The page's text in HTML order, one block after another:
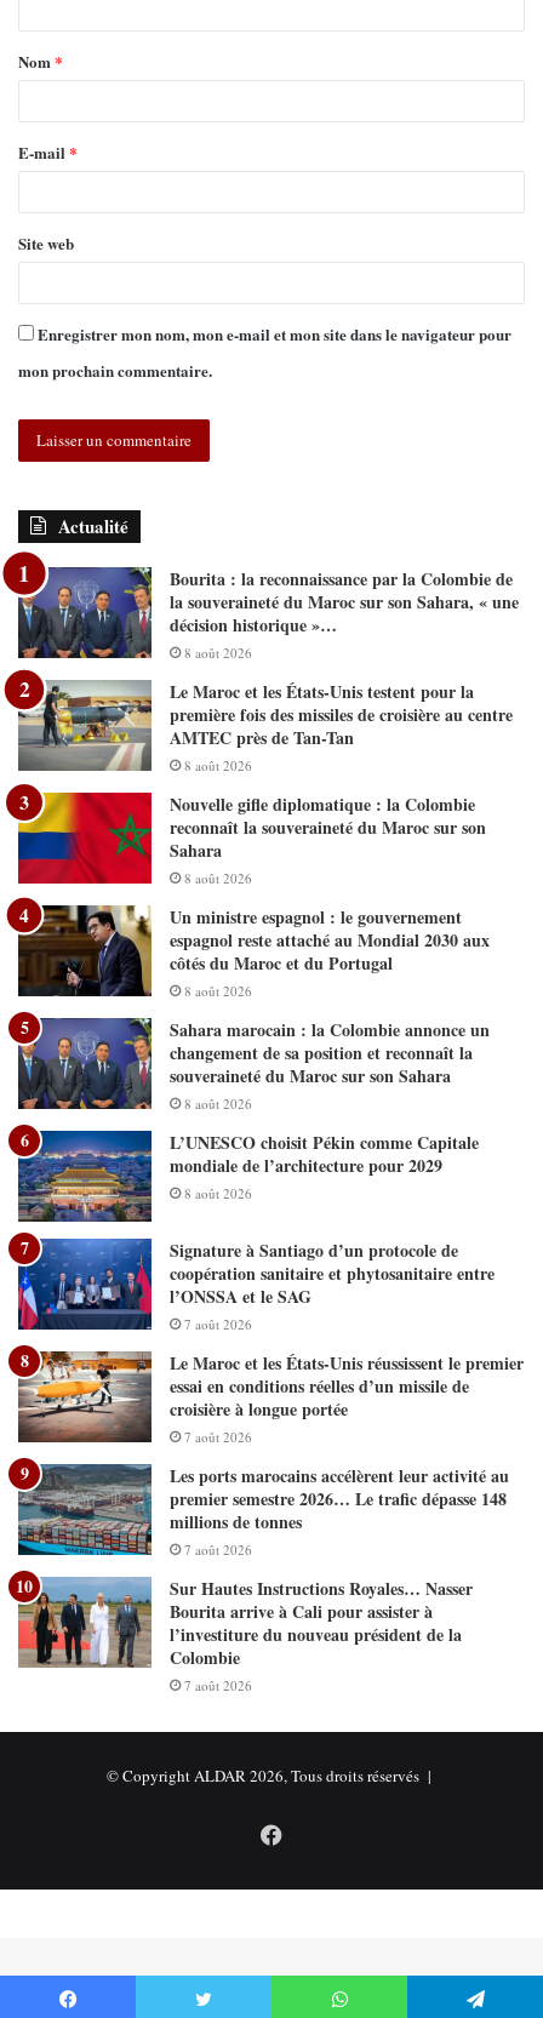
Nom*
E-mail *
Site web
Enregistrer mon nom, mon e-mail et mon site dans le navigateur pour
mon prochain commentaire.
Actualité
Bourita : la reconnaissance par la Colombie de
la souveraineté du Maroc sur son Sahara, « une
décision historique »…
8 août 2026
Le Maroc et les États-Unis testent pour la
première fois des missiles de croisière au centre
AMTEC près de Tan-Tan
8 août 2026
Nouvelle gifle diplomatique : la Colombie
reconnaît la souveraineté du Maroc sur son
Sahara
8 août 2026
Un ministre espagnol : le gouvernement
espagnol reste attaché au Mondial 2030 aux
côtés du Maroc et du Portugal
8 août 2026
Sahara marocain : la Colombie annonce un
changement de sa position et reconnaît la
souveraineté du Maroc sur son Sahara
8 août 2026
L’UNESCO choisit Pékin comme Capitale
mondiale de l’architecture pour 2029
8 août 2026
Signature à Santiago d’un protocole de
coopération sanitaire et phytosanitaire entre
l’ONSSA et le SAG
7 août 2026
Le Maroc et les États-Unis réussissent le premier
essai en conditions réelles d’un missile de
croisière à longue portée
7 août 2026
Les ports marocains accélèrent leur activité au
premier semestre 2026… Le trafic dépasse 148
millions de tonnes
7 août 2026
Sur Hautes Instructions Royales… Nasser
Bourita arrive à Cali pour assister à
l’investiture du nouveau président de la
Colombie
7 août 2026
© Copyright ALDAR 2026, Tous droits réservés |